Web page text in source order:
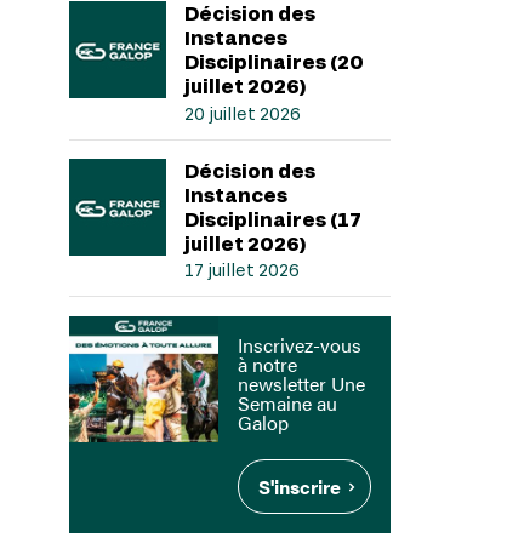
Décision des
Instances
Disciplinaires (20
juillet 2026)
20 juillet 2026
Décision des
Instances
Disciplinaires (17
juillet 2026)
17 juillet 2026
Inscrivez-vous
à notre
newsletter Une
Semaine au
Galop
S'inscrire